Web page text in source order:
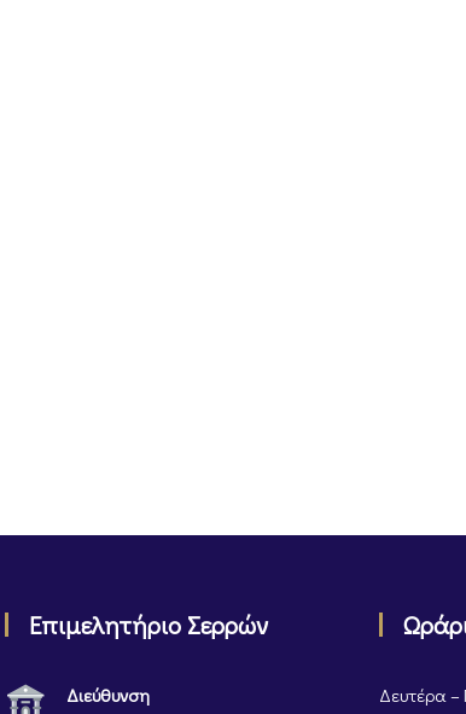
Επιμελητήριο Σερρών
Διεύθυνση
Δευτέρα